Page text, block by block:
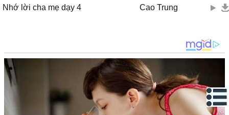
Nhớ lời cha mẹ dạy 4 Cao Trung